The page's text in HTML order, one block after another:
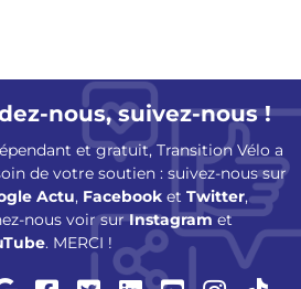
nous, suivez-nous !
et gratuit, Transition Vélo a
de votre soutien : suivez-nous sur
Actu, Facebook et Twitter,
nous voir surInstagramet
. MERCI !